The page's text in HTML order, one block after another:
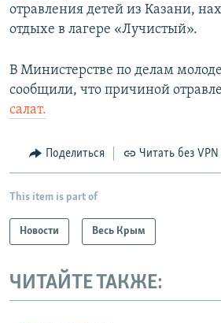
отравления детей из Казани,
отдыхе в лагере «Лучистый».
В Министерстве по делам
сообщили, что причиной
салат.
Поделиться Читать без VPN
This item is part of
Новости Весь Крым
ЧИТАЙТЕ ТАКЖЕ: